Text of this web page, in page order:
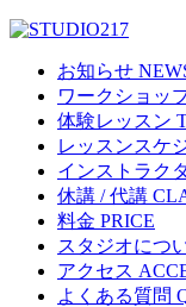
お知らせ
ワークショッ
体験レッスン
レッスンスケ
インストラク
休講 / 代講
料金 PRICE
スタジオにつ
アクセス
よくある質問